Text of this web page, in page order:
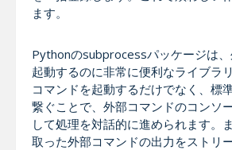
ます。
Pythonのsubprocessパッケージは
起動するのに非常に便利なライブラ
コマンドを起動するだけでなく、標
繋ぐことで、外部コマンドのコンソ
して処理を対話的に進められます。
取った外部コマンドの出力をストリ